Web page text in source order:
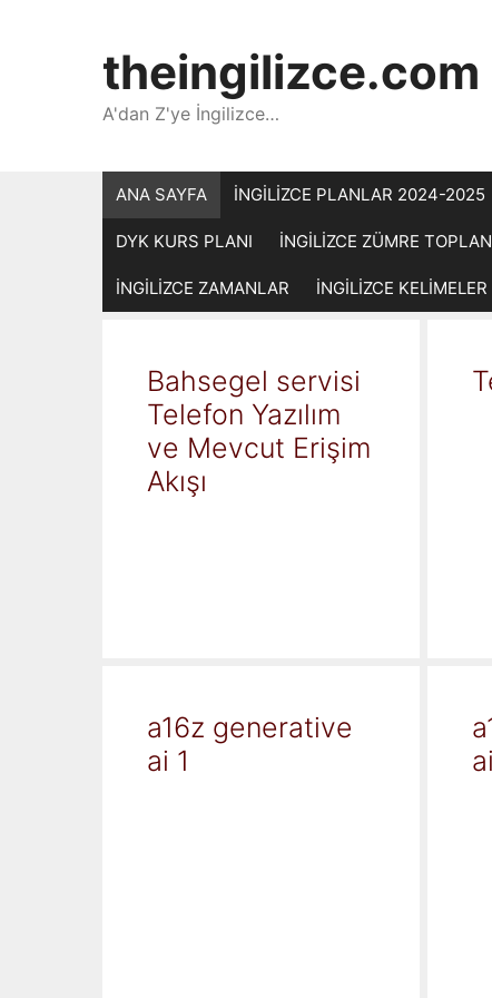
theingilizce.com
A'dan Z'ye İngilizce…
ANA SAYFA İNGİLİZCE PLANLAR 2024-2025
DYK KURS PLANI İNGİLİZCE ZÜMRE
İNGİLİZCE ZAMANLAR İNGİLİZCE KELİMELER
Bahsegel servisi
Telefon Yazılım
ve Mevcut Erişim
Akışı
a16z generative
ai 1
ai